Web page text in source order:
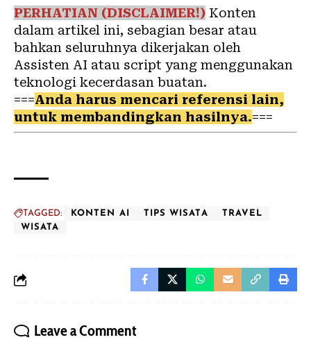
PERHATIAN (DISCLAIMER!) Konten
dalam artikel ini, sebagian besar atau
bahkan seluruhnya dikerjakan oleh
Assisten AI atau script yang menggunakan
teknologi kecerdasan buatan.
===Anda harus mencari referensi lain,
untuk membandingkan hasilnya.===
TAGGED: KONTEN AI TIPS WISATA
TRAVEL
WISATA
Leave a Comment